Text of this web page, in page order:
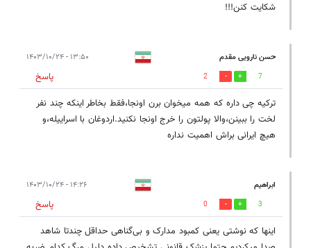
شکایت کنن!!!
حسن نارویی مقدم ۱۳:۵۰ - ۱۴۰۳/۱۰/۲۴
7
2
پاسخ
ترکیه چی داره که همه میخوان برن اونجا،فقط بخاطر اینکه چند نفر
لخت را ببینن،والا پولتون را خرج اونجا نکنید.اردوغان با اسراییله،و
هیچ ایرانی براش اهمیت نداره
ابراهیم ۱۴:۲۶ - ۱۴۰۳/۱۰/۲۴
3
0
پاسخ
اینها که نوشتی یعنی کمبود مدارک و بی‌گناهی حداقل چندتا شاهد